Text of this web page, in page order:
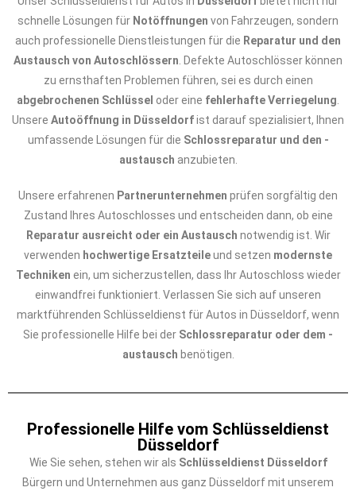
schnelle Lösungen für Notöffnungen von Fahrzeugen, sondern
auch professionelle Dienstleistungen für die Reparatur und den
Austausch von Autoschlössern . Defekte Autoschlösser können
zu ernsthaften Problemen führen, sei es durch einen
abgebrochenen Schlüssel oder eine fehlerhafte Verriegelung
Unsere Autoöffnung in Düsseldorfist darauf spezialisiert, Ihnen
umfassende Lösungen für die Schlossreparatur und den -
austausch anzubieten.
Unsere erfahrenen Partnerunternehmen prüfen sorgfältig den
Zustand Ihres Autoschlosses und entscheiden dann, ob eine
Reparatur ausreicht oder ein Austausch notwendig ist. Wir
verwenden hochwertige Ersatzteileund setzen modernste
Techniken ein, um sicherzustellen, dass Ihr Autoschloss wieder
einwandfrei funktioniert. Verlassen Sie sich auf unseren
marktführenden Schlüsseldienst für Autos in Düsseldorf, wenn
Sie professionelle Hilfe bei der Schlossreparatur oder dem -
austausch benötigen.
Professionelle Hilfe vom Schlüsseldienst
Düsseldorf
Wie Sie sehen, stehen wir als Schlüsseldienst Düsseldorf
Bürgern und Unternehmen aus ganz Düsseldorf mit unserem